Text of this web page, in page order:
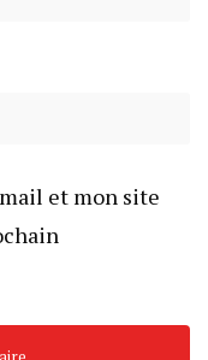
et mon site